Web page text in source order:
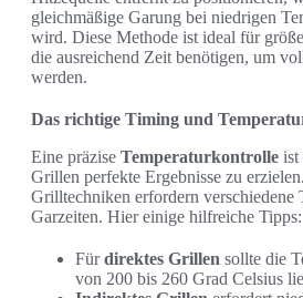
gleichmäßige Garung bei niedrigen
wird. Diese Methode ist ideal für
die ausreichend Zeit benötigen, um
werden.
Das richtige Timing und
Eine präzise Temperaturkontrolle ist
Grillen perfekte Ergebnisse zu
Grilltechniken erfordern verschiedene
Garzeiten. Hier einige hilfreiche Tipps:
Fürdirektes Grillen sollte die
von 200 bis 260 Grad Celsius